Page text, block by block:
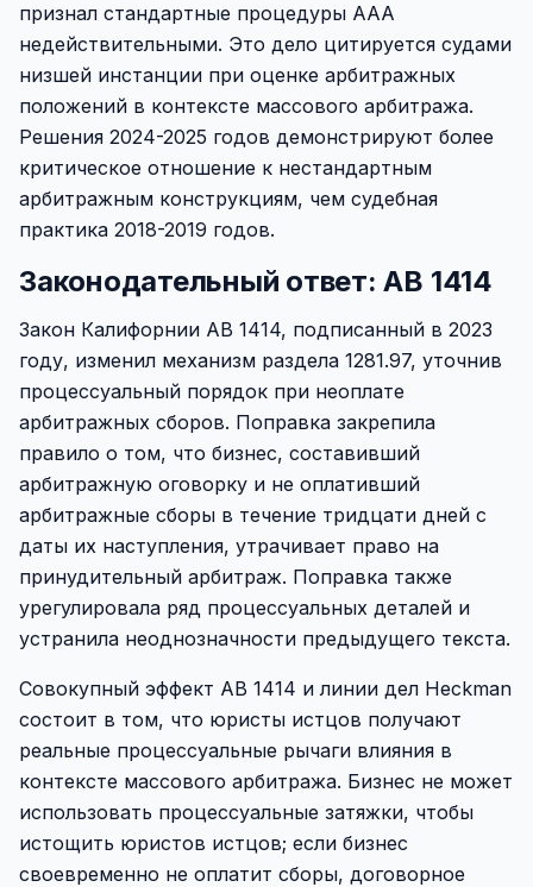
признал стандартные процедуры AAA
недействительными. Это дело цитируется судами
низшей инстанции при оценке арбитражных
положений в контексте массового арбитража.
Решения 2024-2025 годов демонстрируют более
критическое отношение к нестандартным
арбитражным конструкциям, чем судебная
практика 2018-2019 годов.
Законодательный ответ: AB 1414
Закон Калифорнии AB 1414, подписанный в 2023
году, изменил механизм раздела 1281.97, уточнив
процессуальный порядок при неоплате
арбитражных сборов. Поправка закрепила
правило о том, что бизнес, составивший
арбитражную оговорку и не оплативший
арбитражные сборы в течение тридцати дней с
даты их наступления, утрачивает право на
принудительный арбитраж. Поправка также
урегулировала ряд процессуальных деталей и
устранила неоднозначности предыдущего текста.
Совокупный эффект AB 1414 и линии дел Heckman
состоит в том, что юристы истцов получают
реальные процессуальные рычаги влияния в
контексте массового арбитража. Бизнес не может
использовать процессуальные затяжки, чтобы
истощить юристов истцов; если бизнес
своевременно не оплатит сборы, договорное